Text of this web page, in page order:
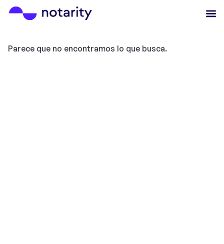
Parece que no encontramos lo que busca.